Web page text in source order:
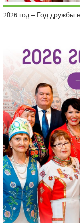
2026 год – Год дружбы